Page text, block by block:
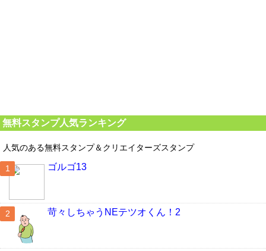
無料スタンプ人気ランキング
人気のある無料スタンプ＆クリエイターズスタンプ
ゴルゴ13
苛々しちゃうNEテツオくん！2